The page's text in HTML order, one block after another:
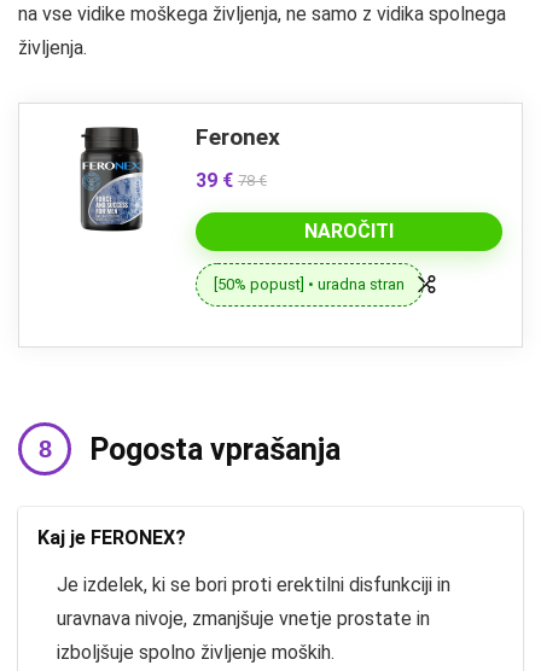
na vse vidike moškega življenja, ne samo z vidika spolnega
življenja.
Feronex
39 € 78 €
NAROČITI
[50% popust] • uradna stran
Pogosta vprašanja
Kaj je FERONEX?
Je izdelek, ki se bori proti erektilni disfunkciji in
uravnava nivoje, zmanjšuje vnetje prostate in
izboljšuje spolno življenje moških.